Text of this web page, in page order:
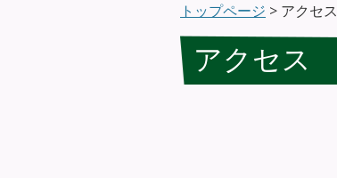
トップページ > アクセス
アクセス